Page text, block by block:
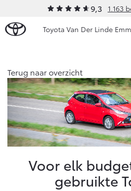
9,3 1.163
Toyota Van Der Linde
Ons bedrijf
Ons bedrijf
Onze medewerkers
Autohopper/Autoverhuur
Autohopper/Verhuisbus
Contact en Route
Modellen
Aygo X
HYBRIDE
Occasions
Terug naar overzicht
Voor elk
gebruikte